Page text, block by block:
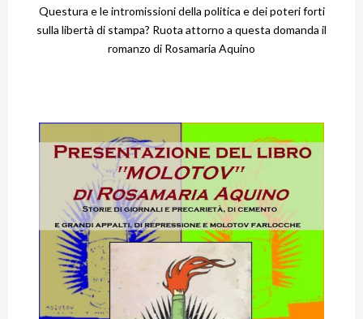
Questura e le intromissioni della politica e dei poteri forti
sulla libertà di stampa? Ruota attorno a questa domanda il
romanzo di Rosamaria Aquino